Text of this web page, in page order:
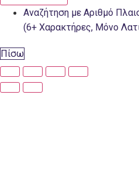
Αναζήτηση με Αριθμό
(6+ Χαρακτήρες, Μόνο
Πίσω